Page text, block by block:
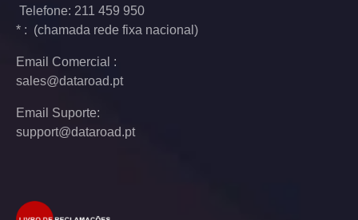
Telefone: 211 459 950
* : (chamada rede fixa nacional)
Email Comercial :
sales@dataroad.pt
Email Suporte:
support@dataroad.pt